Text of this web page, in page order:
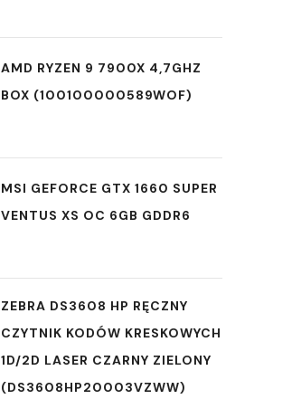
AMD RYZEN 9 7900X 4,7GHZ
BOX (100100000589WOF)
MSI GEFORCE GTX 1660 SUPER
VENTUS XS OC 6GB GDDR6
ZEBRA DS3608 HP RĘCZNY
CZYTNIK KODÓW KRESKOWYCH
1D/2D LASER CZARNY ZIELONY
(DS3608HP20003VZWW)